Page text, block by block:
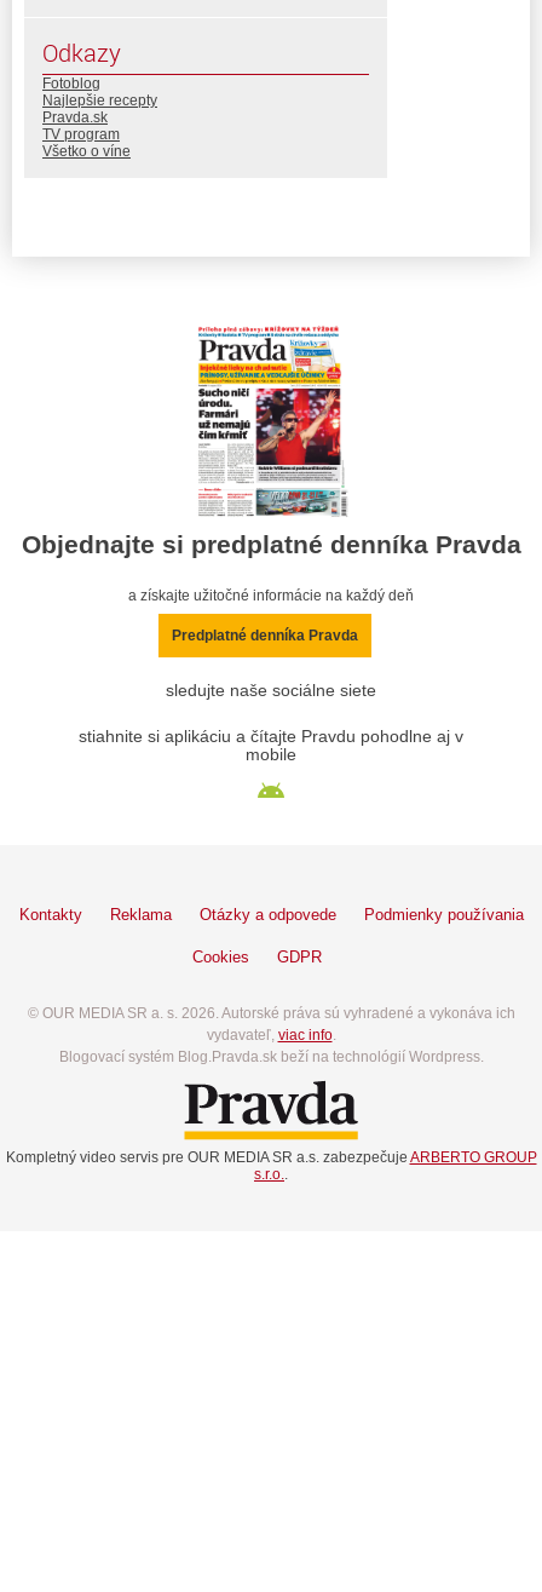
Odkazy
Fotoblog
Najlepšie recepty
Pravda.sk
TV program
Všetko o víne
Objednajte si predplatné denníka Pravda
a získajte užitočné informácie na každý deň
Predplatné denníka Pravda
sledujte naše sociálne siete
stiahnite si aplikáciu a čítajte Pravdu pohodlne aj v
mobile
Kontakty Reklama Otázky a odpovede Podmienky používania
Cookies GDPR
© OUR MEDIA SR a. s. 2026. Autorské práva sú vyhradené a vykonáva ich
vydavateľ, viac info.
Blogovací systém Blog.Pravda.sk beží na technológií Wordpress.
Kompletný video servis pre OUR MEDIA SR a.s. zabezpečuje ARBERTO GROUP
s.r.o..